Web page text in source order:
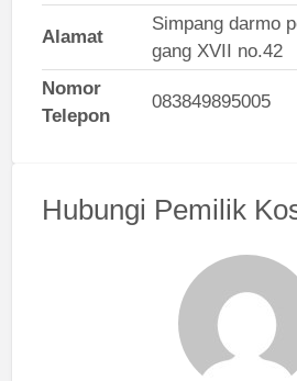
Alamat
Simpang darmo
gang XVII no.42
Nomor
Telepon
083849895005
Hubungi Pemilik